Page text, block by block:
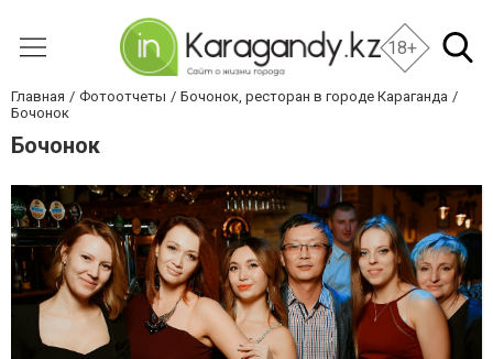
18+
Главная Фотоотчеты
Бочонок, ресторан в городе Караганда
Бочонок
Бочонок